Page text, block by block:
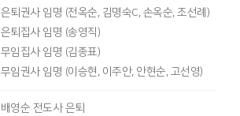
은퇴권사 임명 (전옥순, 김명숙C, 손옥순, 조선례)
은퇴집사 임명 (송영직)
무임집사 임명 (김종표)
무임권사 임명 (이승현, 이주안, 안현순, 고선영)
배영순 전도사 은퇴